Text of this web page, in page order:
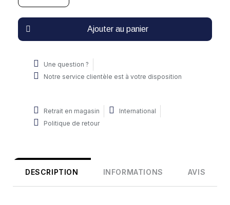
Ajouter au panier
Une question ?
Notre service clientèle est à votre disposition
Retrait en magasin
International
Politique de retour
DESCRIPTION INFORMATIONS AVIS